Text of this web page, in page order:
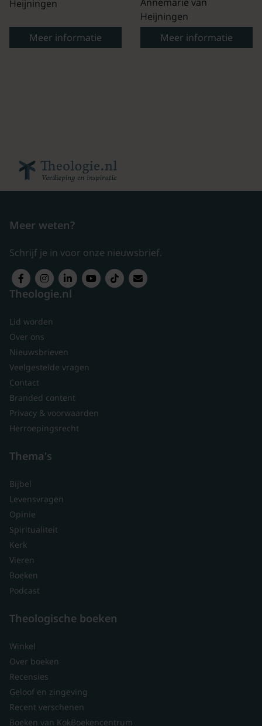
Heijningen
Meer informatie
Heijningen
Meer informatie
Meer weten?
Schrijf je in voor onze nieuwsbrief.
Theologie.nl
Lid worden
Over ons
Nieuwsbrieven
Veelgestelde vragen
Contact
Branded content
Privacy & voorwaarden
Herroepingsrecht
Thema's
Bijbel
Levensvragen
Opinie
Spiritualiteit
Kerk
Vieren
Boeken
Podcast
Theologische boeken
Winkel
Over boeken
Recensies
Geloof en zingeving
Recent verschenen
Boeken van KokBoekencentrum